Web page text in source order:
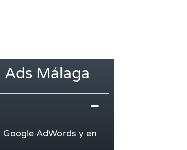
Ads Málaga
AdWords y en